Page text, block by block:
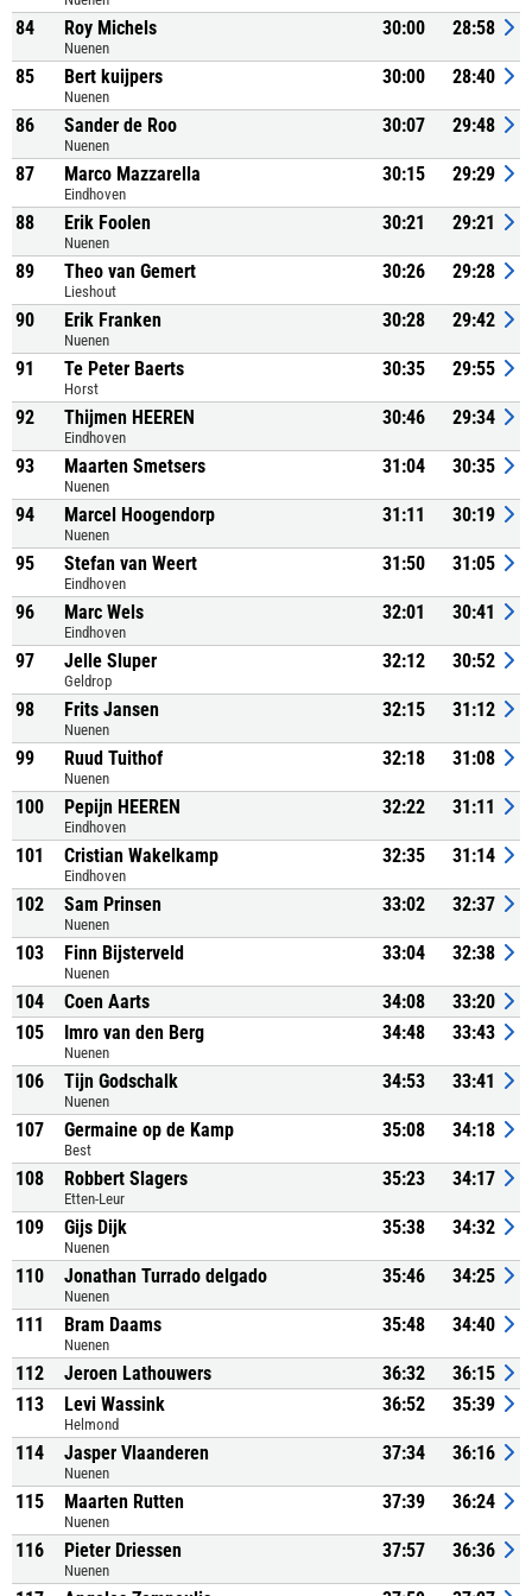
84 Roy Michels
Nuenen
30:00 28:58
85 Bert kuijpers
Nuenen
30:00 28:40
86 Sander de Roo
Nuenen
30:07 29:48
87 Marco Mazzarella
Eindhoven
30:15 29:29
88 Erik Foolen
Nuenen
30:21 29:21
89 Theo van Gemert
Lieshout
30:26 29:28
90 Erik Franken
Nuenen
30:28 29:42
91 Te Peter Baerts
Horst
30:35 29:55
92 Thijmen HEEREN
Eindhoven
30:46 29:34
93 Maarten Smetsers
Nuenen
31:04 30:35
94 Marcel Hoogendorp
Nuenen
31:11 30:19
95 Stefan van Weert
Eindhoven
31:50 31:05
96 Marc Wels
Eindhoven
32:01 30:41
97 Jelle Sluper
Geldrop
32:12 30:52
98 Frits Jansen
Nuenen
32:15 31:12
99 Ruud Tuithof
Nuenen
32:18 31:08
100 Pepijn HEEREN
Eindhoven
32:22 31:11
101 Cristian Wakelkamp
Eindhoven
32:35 31:14
102 Sam Prinsen
Nuenen
33:02 32:37
103 Finn Bijsterveld
Nuenen
33:04 32:38
104 Coen Aarts 34:08
33:20
105
Imro van den Berg
Nuenen
34:48 33:43
106 Tijn Godschalk
Nuenen
34:53 33:41
107 Germaine op de Kamp
Best
35:08 34:18
108 Robbert Slagers
Etten-Leur
35:23 34:17
109 Gijs Dijk
Nuenen
35:38 34:32
110 Jonathan Turrado delgado
Nuenen
35:46 34:25
111 Bram Daams
Nuenen
35:48 34:40
112 Jeroen Lathouwers 36:32
36:15
113
Levi Wassink
Helmond
36:52 35:39
114 Jasper Vlaanderen
Nuenen
37:34 36:16
115 Maarten Rutten
Nuenen
37:39 36:24
116 Pieter Driessen
Nuenen
37:57 36:36